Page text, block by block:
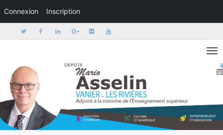
Connexion Inscription
Activer/